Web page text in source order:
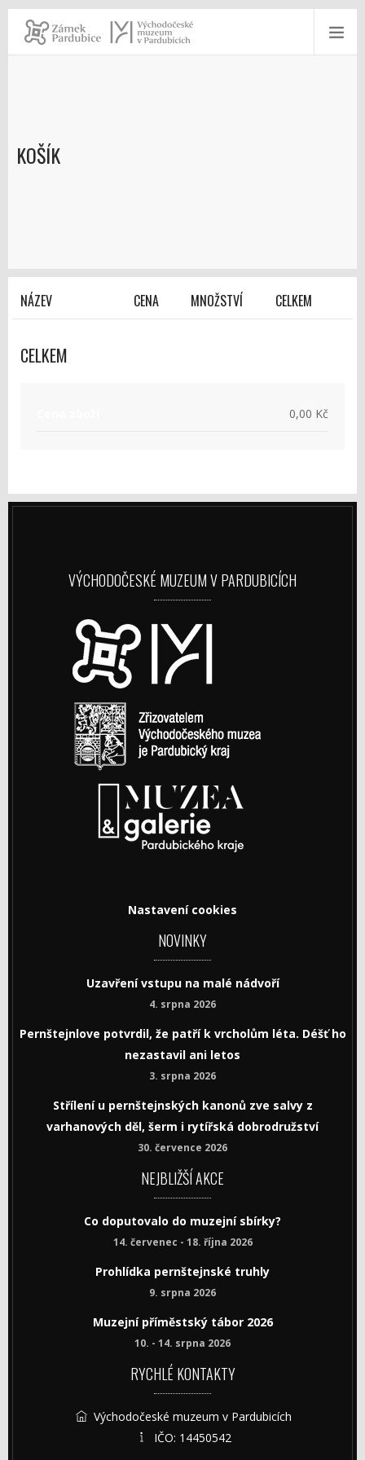
KOŠÍK
NÁZEV CENA MNOŽSTVÍ CELKEM
CELKEM
0,00 Kč
VÝCHODOČESKÉ MUZEUM V PARDUBICÍCH
Nastavení cookies
NOVINKY
Uzavření vstupu na malé nádvoří
4. srpna 2026
Pernštejnlove potvrdil, že patří k vrcholům léta. Déšť ho
nezastavil ani letos
3. srpna 2026
Střílení u pernštejnských kanonů zve salvy z
varhanových děl, šerm i rytířská dobrodružství
30. července 2026
NEJBLIŽŠÍ AKCE
Co doputovalo do muzejní sbírky?
14. červenec - 18. října 2026
Prohlídka pernštejnské truhly
9. srpna 2026
Muzejní příměstský tábor 2026
10. - 14. srpna 2026
RYCHLÉ KONTAKTY
Východočeské muzeum v Pardubicích
IČO: 14450542